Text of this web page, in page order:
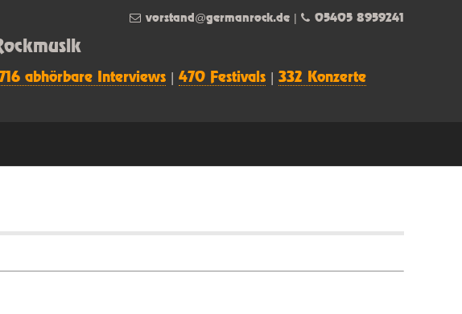
abhörbare Interviews 470 Festivals 332 Konzerte
vorstand@germanrock.de 05405 8959241